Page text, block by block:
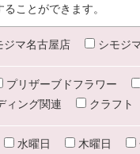
ことができます。
ジマ名古屋店 シモジ
プリザーブドフラワー
ィング関連 クラフト
水曜日 木曜日